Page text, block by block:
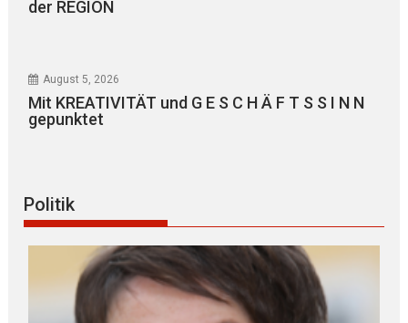
der REGION
August 5, 2026
Mit KREATIVITÄT und G E S C H Ä F T S S I N N
gepunktet
Politik